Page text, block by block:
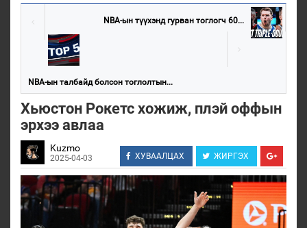
NBA-ын түүхэнд гурван тоглогч 60...
NBA-ын талбайд болсон тоглолтын...
Хьюстон Рокетс хожиж, плэй оффын
эрхээ авлаа
Kuzmo
2025-04-03 ХУВААЛЦАХ ЖИРГЭХ